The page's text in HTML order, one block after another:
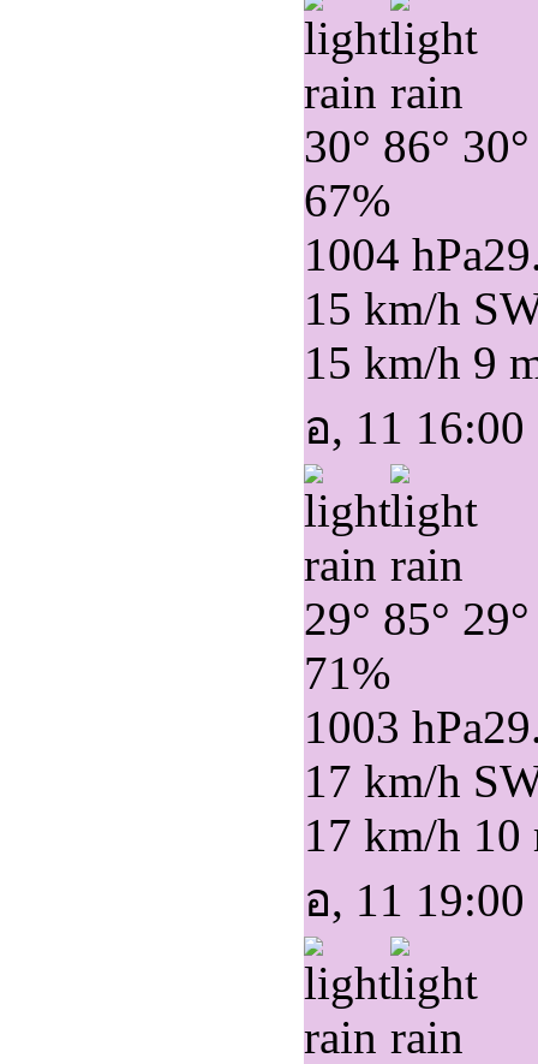
30° 86° 30°
67%
1004 hPa
15 km/h
15 km/h 9
อ, 11 16:00
29° 85° 29°
71%
1003 hPa
17 km/h
17 km/h 10
อ, 11 19:00